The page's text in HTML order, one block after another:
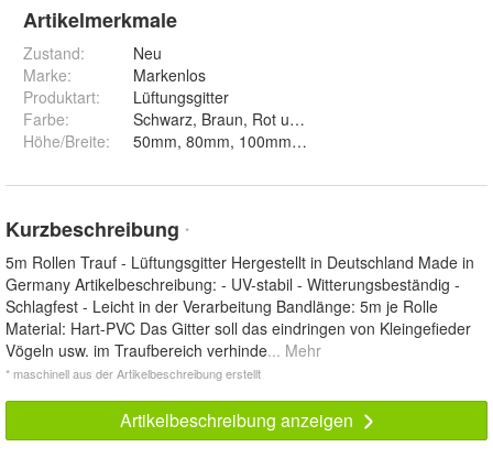
Artikelmerkmale
Zustand:
Neu
Marke:
Markenlos
Produktart:
Lüftungsgitter
Farbe:
Höhe/Breite:
Kurzbeschreibung *
5m Rollen Trauf - Lüftungsgitter Hergestellt in Deutschland Made in
Germany Artikelbeschreibung: - UV-stabil - Witterungsbeständig -
Schlagfest - Leicht in der Verarbeitung Bandlänge: 5m je Rolle
Material: Hart-PVC Das Gitter soll das eindringen von Kleingefieder
Vögeln usw. im Traufbereich verhinde... Mehr
* maschinell aus der Artikelbeschreibung erstellt
Artikelbeschreibung anzeigen